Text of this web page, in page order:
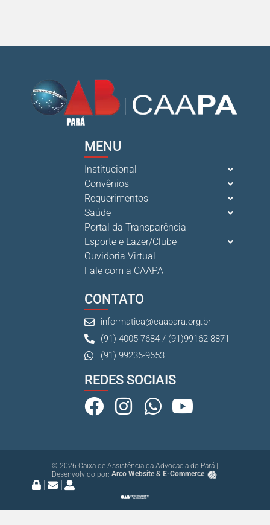
Ganhar tempo, automatizar tarefas e aumentar a pro s...
7 De Julho De 2026
Neste sábado, dia 04 de julho, o Clube da Advocac s...
Cuidar da saúde mental é tão importante quanto s...
1 De Julho De 2026
MENU
Institucional
Convênios
Requerimentos
Saúde
Portal da Transparência
Esporte e Lazer/Clube
Ouvidoria Virtual
Fale com a CAAPA
CONTATO
informatica@caapara.org.br
(91) 4005-7684 / (91)99162-8871
(91) 99236-9653
REDES SOCIAIS
© 2026 Caixa de Assistência da Advocacia do Pará |
Desenvolvido por: Arco Website & E-Commerce